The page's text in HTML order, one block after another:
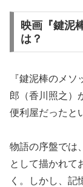
映画『鍵泥
は？
『鍵泥棒のメ
郎（香川照之）
便利屋だったと
物語の序盤では
として描かれて
く。しかし、記